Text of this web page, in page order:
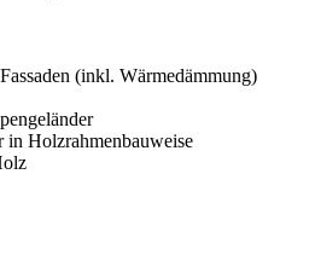
(inkl. Wärmedämmung)
in Holzrahmenbauweise